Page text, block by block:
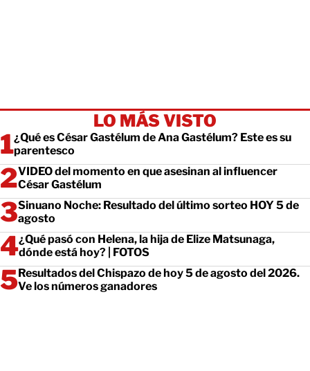
LO MÁS VISTO
¿Qué es César Gastélum de Ana Gastélum? Este es su
parentesco
VIDEO del momento en que asesinan al influencer
César Gastélum
Sinuano Noche: Resultado del último sorteo HOY 5 de
agosto
¿Qué pasó con Helena, la hija de Elize Matsunaga,
dónde está hoy? | FOTOS
Resultados del Chispazo de hoy 5 de agosto del 2026.
Ve los números ganadores